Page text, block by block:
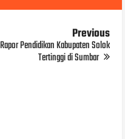
Previous
Rapor Pendidikan Kabupaten Solok
Tertinggi di Sumbar